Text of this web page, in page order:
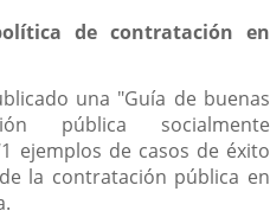
de contratación en
una "Guía de buenas
pública socialmente
ejemplos de casos de éxito
la contratación pública en